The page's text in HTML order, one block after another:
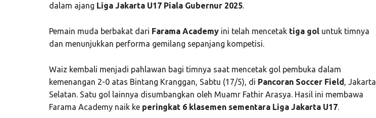
dalam ajang Liga Jakarta U17 Piala Gubernur 2025.
Pemain muda berbakat dari Farama Academyini telah mencetak tiga goluntuk timnya
dan menunjukkan performa gemilang sepanjang kompetisi.
Waiz kembali menjadi pahlawan bagi timnya saat mencetak gol pembuka dalam
kemenangan 2-0 atas Bintang Kranggan, Sabtu (17/5), di Pancoran Soccer Field, Jakarta
Selatan. Satu gol lainnya disumbangkan oleh Muamr Fathir Arasya. Hasil ini membawa
Farama Academy naik ke peringkat 6 klasemen sementara Liga Jakarta U17.